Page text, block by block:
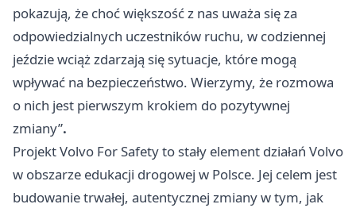
pokazują, że choć większość z nas uważa się za
odpowiedzialnych uczestników ruchu, w codziennej
jeździe wciąż zdarzają się sytuacje, które mogą
wpływać na bezpieczeństwo. Wierzymy, że rozmowa
o nich jest pierwszym krokiem do pozytywnej
zmiany”.
Projekt Volvo For Safety to stały element działań Volvo
w obszarze edukacji drogowej w Polsce. Jej celem jest
budowanie trwałej, autentycznej zmiany w tym, jak